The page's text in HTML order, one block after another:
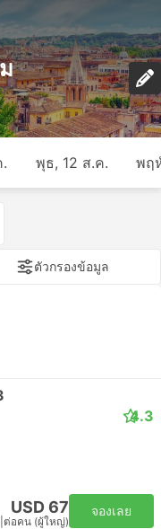
พุธ, 12 ส.ค. พฤ
ตัวกรองข้อมูล
4.3
USD 67
ต่อคน (ผู้ใหญ่)
จองเลย